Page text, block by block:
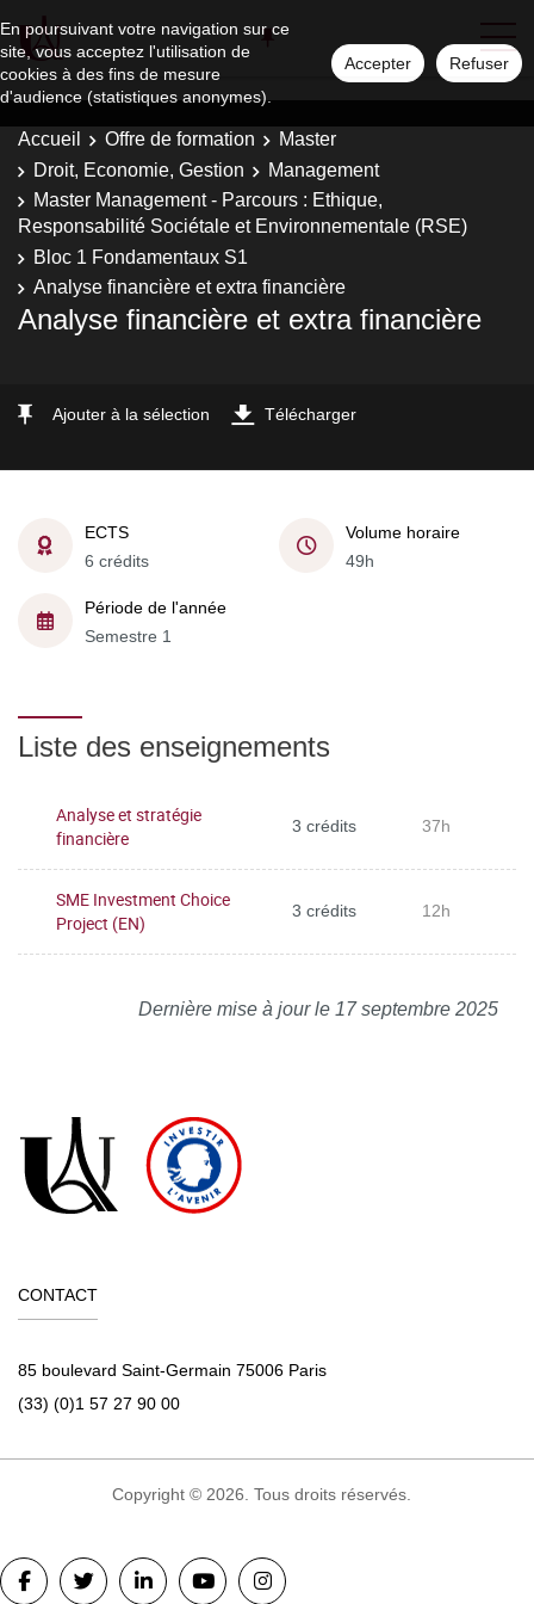
En poursuivant votre navigation sur ce
site, vous acceptez l'utilisation de
cookies à des fins de mesure
d'audience (statistiques anonymes).
Accepter Refuser
Accueil Offre de formation
Master
Droit, Economie, Gestion
Management
Master Management - Parcours : Ethique,
Responsabilité Sociétale et Environnementale (RSE)
Bloc 1 Fondamentaux S1
Analyse financière et extra financière
Analyse financière et extra financière
Ajouter à la sélection Télécharger
ECTS
6 crédits
Volume horaire
49h
Période de l'année
Semestre 1
Liste des enseignements
Analyse et stratégie
financière
3 crédits 37h
SME Investment Choice
Project (EN)
3 crédits 12h
Dernière mise à jour le 17 septembre 2025
CONTACT
85 boulevard Saint-Germain 75006 Paris
(33) (0)1 57 27 90 00
Copyright © 2026. Tous droits réservés.